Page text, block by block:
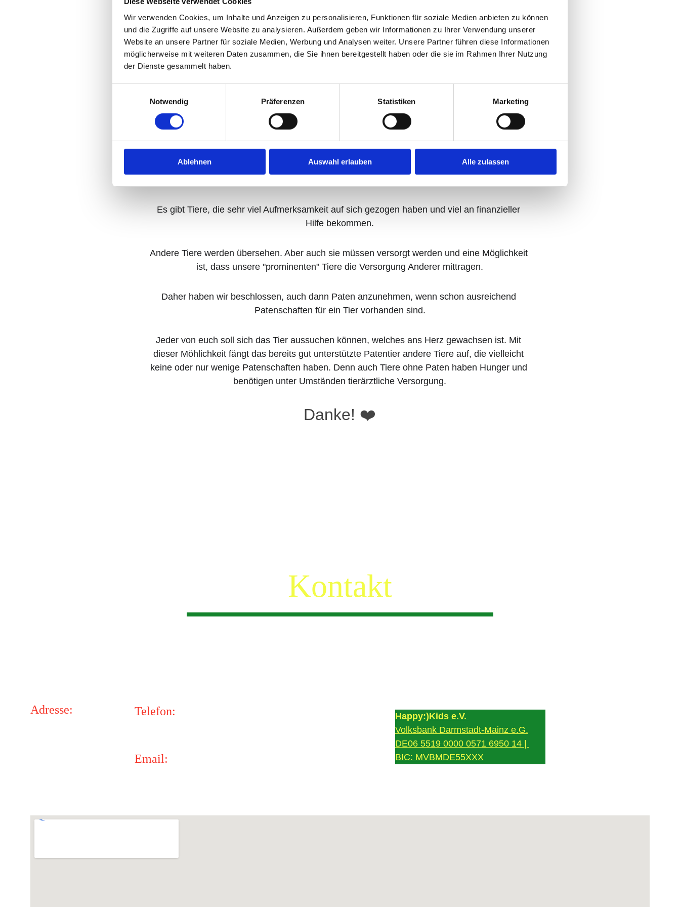
Wir verwenden Cookies, um Inhalte und Anzeigen zu personalisieren, Funktionen für soziale Medien anbieten zu können
und die Zugriffe auf unsere Website zu analysieren. Außerdem geben wir Informationen zu Ihrer Verwendung unserer
Website an unsere Partner für soziale Medien, Werbung und Analysen weiter. Unsere Partner führen diese Informationen
möglicherweise mit weiteren Daten zusammen, die Sie ihnen bereitgestellt haben oder die sie im Rahmen Ihrer Nutzung
der Dienste gesammelt haben.
Notwendig
Präferenzen Statistiken Marketing
Ablehnen Auswahl erlauben Alle zulassen
Manche unserer Tiere haben Vollpatenschaften, andere unserer Tiere müssen wir ohne
Es gibt Tiere, die sehr viel Aufmerksamkeit auf sich gezogen haben und viel an finanzieller
Hilfe bekommen.
Andere Tiere werden übersehen. Aber auch sie müssen versorgt werden und eine Möglichkeit
ist, dass unsere "prominenten" Tiere die Versorgung Anderer mittragen.
Daher haben wir beschlossen, auch dann Paten anzunehmen, wenn schon ausreichend
Patenschaften für ein Tier vorhanden sind.
Jeder von euch soll sich das Tier aussuchen können, welches ans Herz gewachsen ist. Mit
dieser Möhlichkeit fängt das bereits gut unterstützte Patentier andere Tiere auf, die vielleicht
keine oder nur wenige Patenschaften haben. Denn auch Tiere ohne Paten haben Hunger und
benötigen unter Umständen tierärztliche Versorgung.
Danke! ❤️
Telefon:
Adresse:
Email:
Kontakt
Happy:)Kids e.V.
Volksbank Darmstadt-Mainz e.G.
DE06 5519 0000 0571 6950 14 |
BIC: MVBMDE55XXX